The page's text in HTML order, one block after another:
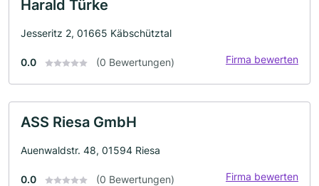
Harald Türke
Jesseritz 2, 01665 Käbschütztal
0.0 (0 Bewertungen) Firma bewerten
ASS Riesa GmbH
Auenwaldstr. 48, 01594 Riesa
0.0 (0 Bewertungen) Firma bewerten